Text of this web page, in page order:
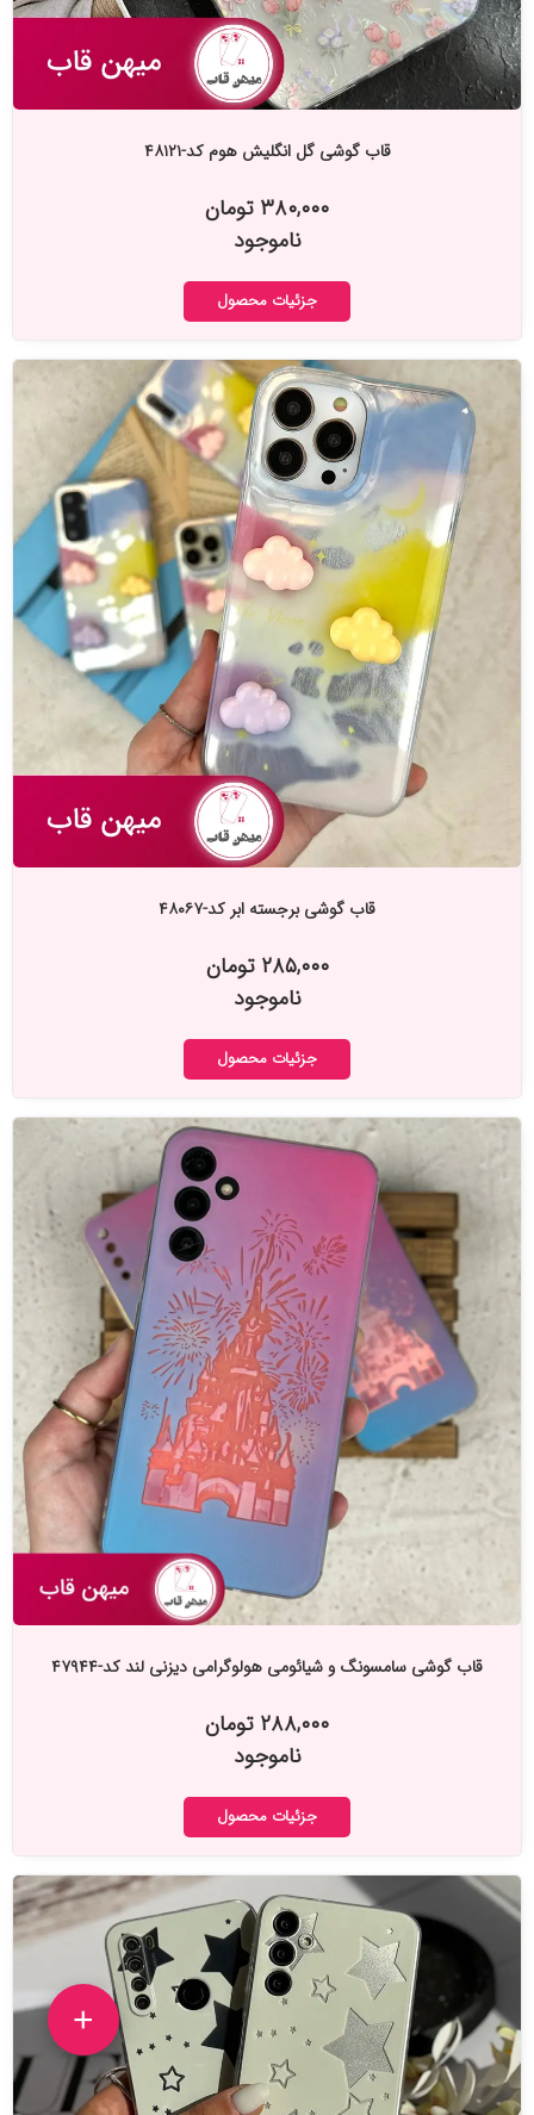
قاب گوشی گل انگلیش هوم کد-۴۸۱۲۱
۳۸۰,۰۰۰ تومان
ناموجود
جزئیات محصول
قاب گوشی برجسته ابر کد-۴۸۰۶۷
۲۸۵,۰۰۰ تومان
ناموجود
جزئیات محصول
قاب گوشی سامسونگ و شیائومی هولوگرامی دیزنی لند کد-۴۷۹۴۴
۲۸۸,۰۰۰ تومان
ناموجود
جزئیات محصول
+